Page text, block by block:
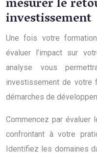
mesurer le
investissement
Une fois votre
évaluer l’impact sur
analyse vous
investissement de votre
démarches de
Commencez par évaluer
confrontant à votre
Identifiez les domaines